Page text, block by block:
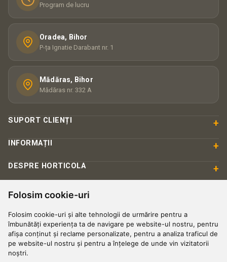
Folosim cookie-uri
Folosim cookie-uri și alte tehnologii de urmărire pentru a
îmbunătăți experiența ta de navigare pe website-ul nostru, pentru
afișa conținut și reclame personalizate, pentru a analiza traficul de
pe website-ul nostru și pentru a înțelege de unde vin vizitatorii
noștri.
Program de lucru
Oradea, Bihor
P-ța Ignatie Darabant nr. 1
Mădăras, Bihor
Mădăras nr. 332 A
SUPORT CLIENȚI +
INFORMAȚII +
DESPRE HORTICOLA +
PLATĂ & SIGURANȚĂ